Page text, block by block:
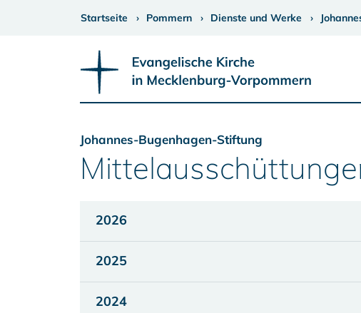
Startseite Pommern Dienste und Werke
Johannes-Bugenhagen-Stiftung
2026
2025
2024